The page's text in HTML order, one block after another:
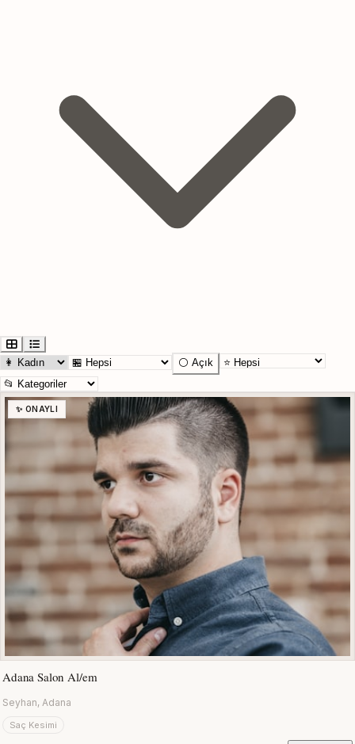
⚪ Açık
✨ ONAYLI
Adana Salon Al/em
Seyhan, Adana
Saç Kesimi